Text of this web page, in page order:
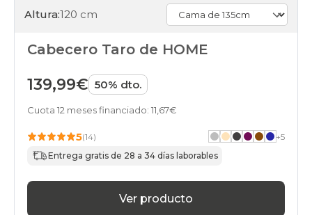
Altura:120 cm
Cabecero Taro de HOME
139,99€ 50% dto.
Cuota 12 meses financiado: 11,67€
5(14) +5
Entrega gratis de 28 a 34 días laborables
Ver producto